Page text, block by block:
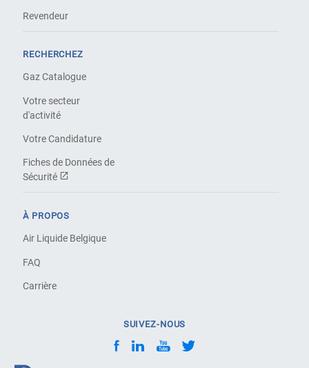
Revendeur
RECHERCHEZ
Gaz Catalogue
Votre secteur
d'activité
Votre Candidature
Fiches de Données de
Sécurité
À PROPOS
Air Liquide Belgique
FAQ
Carrière
SUIVEZ-NOUS